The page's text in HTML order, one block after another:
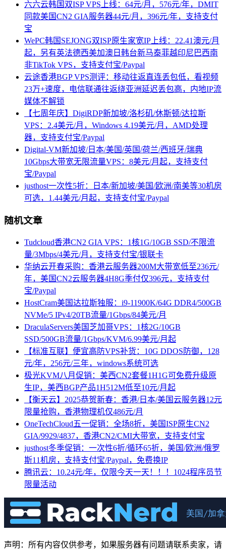
六六云韩国双ISP VPS上线：64元/月，576元/年，DMIT
同款美国CN2 GIA服务器44元/月，396元/年，支持支付
宝
WePC韩国SEJONG双ISP原生家宽IP上线：22.41澳元/月
起，另有英法德西美加澳日韩台新马泰菲越印尼巴西南
非TikTok VPS，支持支付宝/Paypal
云途香港BGP VPS测评：移动往返直连丢包低，看视频
23万+速度，电信联通往返绕亚洲延迟丢包高，内地IP流
媒体不解锁
【七周年庆】DigiRDP新加坡/洛杉矶/休斯顿/达拉斯
VPS：2.4美元/月，Windows 4.19美元/月，AMD处理
器，支持支付宝/Paypal
Digital-VM新加坡/日本/美国/英国/荷兰/西班牙/瑞典
10Gbps大带宽无限流量VPS：8美元/月起，支持支付
宝/Paypal
justhost一次性5折：日本/新加坡/美国/欧洲/南美等30机房
可选，1.44美元/月起，支持支付宝/Paypal
随机文章
Tudcloud香港CN2 GIA VPS：1核1G/10GB SSD/不限流
量/3Mbps/4美元/月，支持支付宝/银联卡
华纳云开春采购：香港云服务器200M大带宽低至236元/
年，美国CN2云服务器4H8G季付仅396元，支持支付
宝/Paypal
HostCram美国达拉斯独服：i9-11900K/64G DDR4/500GB
NVMe/5 IPv4/20TB流量/1Gbps/84美元/月
DraculaServers美国芝加哥VPS：1核2G/10GB
SSD/500GB流量/1Gbps/KVM/6.99美元/月起
【标准互联】便宜高防VPS补货：10G DDOS防御，128
元/年，256元/三年，windows系统可选
极光KVM八月促销：美西CN2套餐1H1G可免费升级原
生IP，美西BGP产品1H512M低至10元/月起
【衡天云】2025恭贺新春：香港/日本/美国云服务器12元
限量抢购，香港物理机仅486元/月
OneTechCloud五一促销：全场8折，美国ISP原生CN2
GIA/9929/4837，香港CN2/CMI大带宽，支持支付宝
justhost冬季促销：一次性6折/循环65折，美国/欧洲/俄罗
斯11机房，支持支付宝/Paypal，免费换IP
腾讯云：10.24元/年，仅限今天一天！！！1024程序员节
限量活动
声明：所有内容仅供参考，如果服务器有问题请联系卖家，请